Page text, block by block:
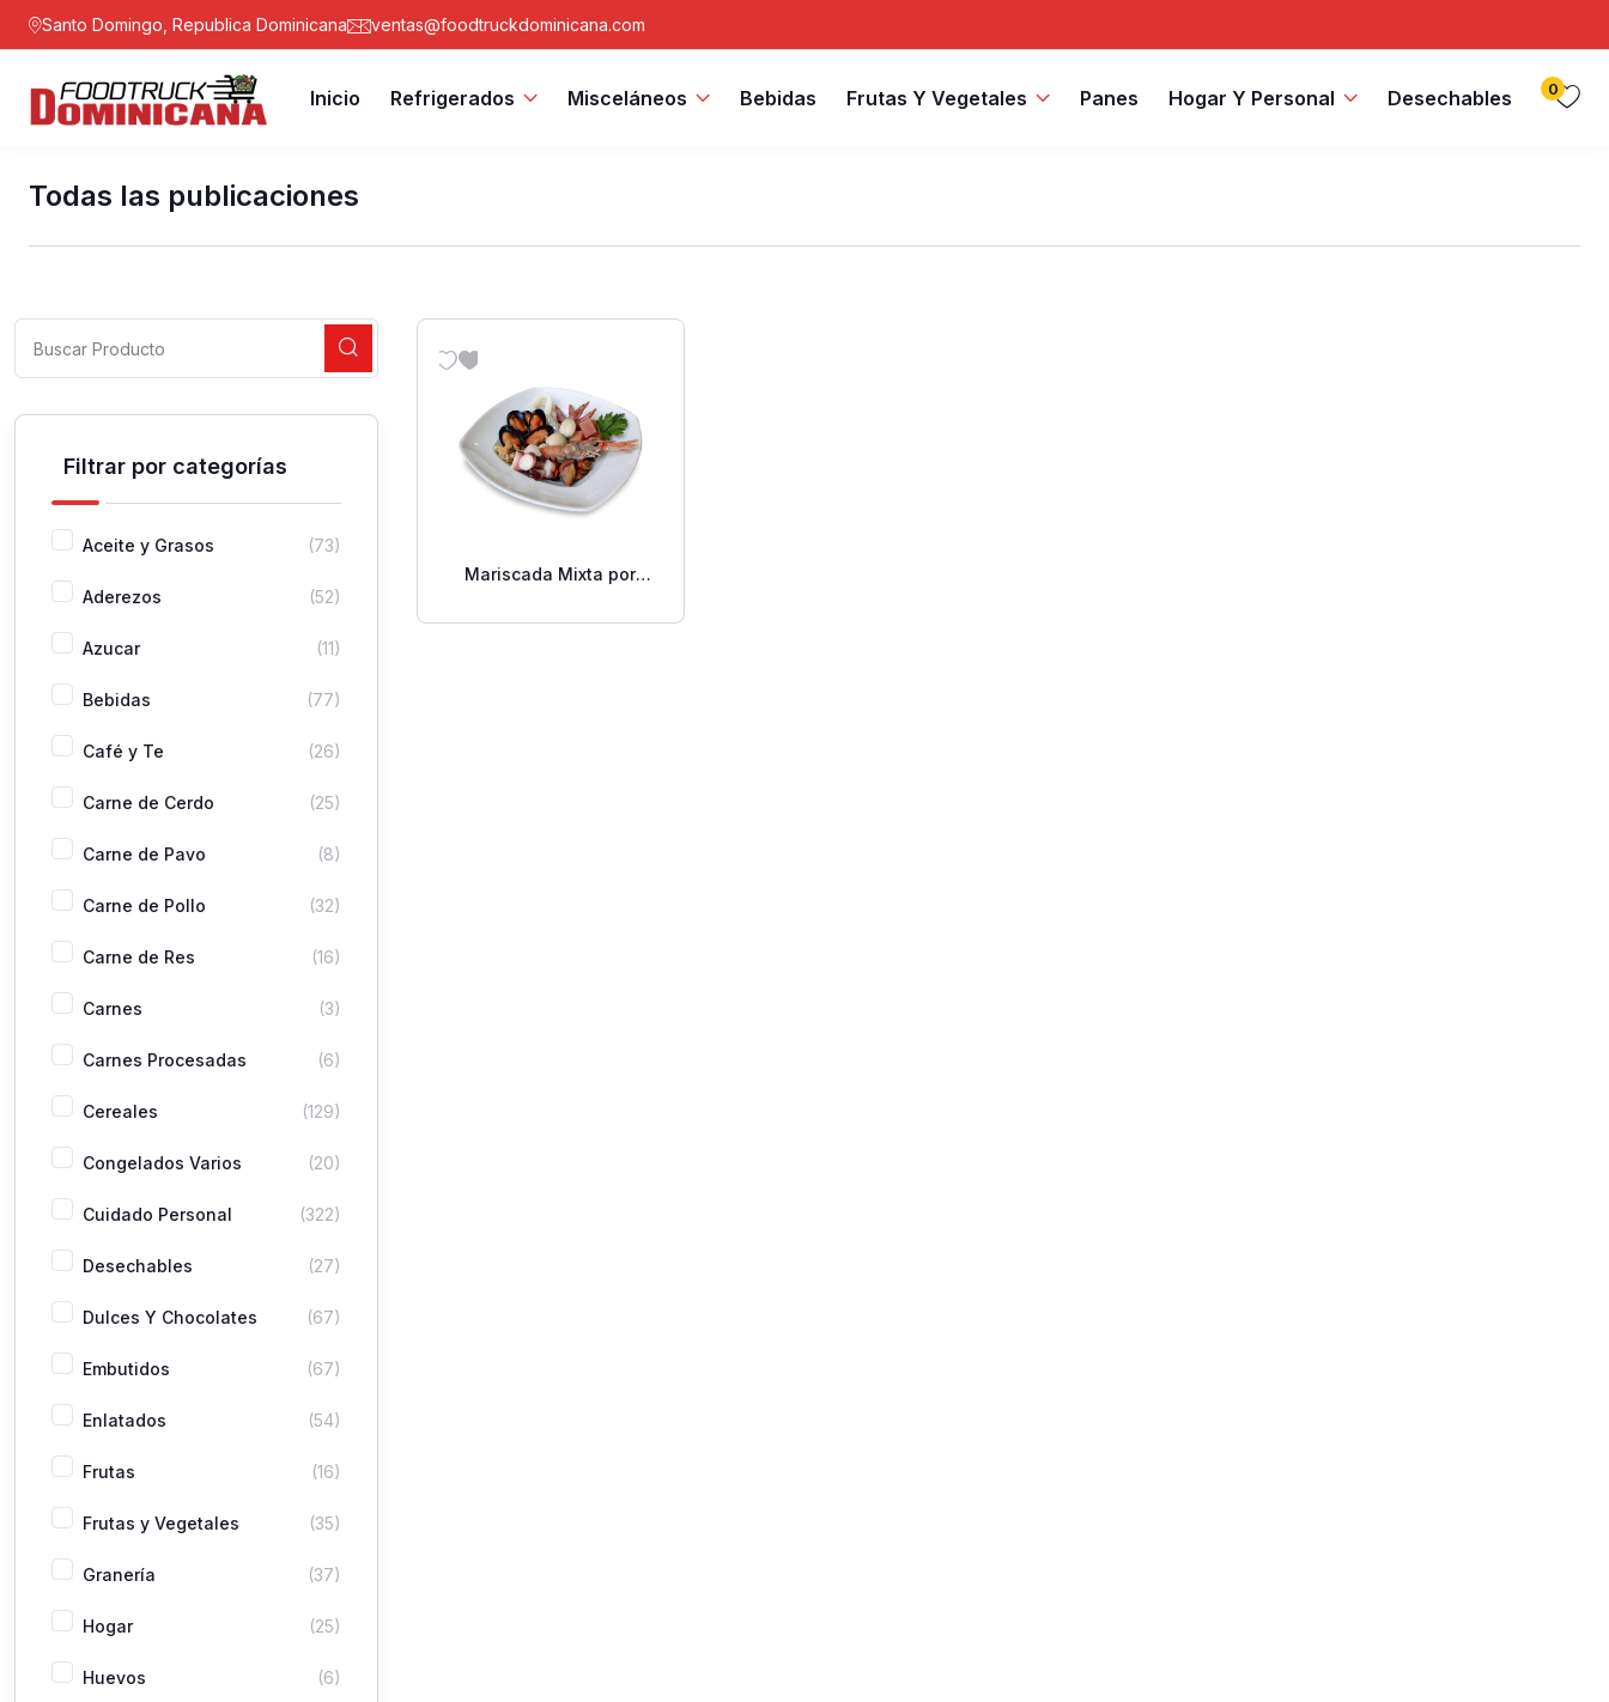
Santo Domingo, Republica Dominicana ventas@foodtruckdominicana.com
Inicio Refrigerados Misceláneos Bebidas Frutas Y Vegetales Panes Hogar Y Personal Desechables 0
Todas las publicaciones
Filtrar por categorías
Aceite y Grasos (73)
Aderezos (52)
Azucar (11)
Bebidas (77)
Café y Te (26)
Carne de Cerdo (25)
Carne de Pavo (8)
Carne de Pollo (32)
Carne de Res (16)
Carnes (3)
Carnes Procesadas (6)
Cereales (129)
Congelados Varios (20)
Cuidado Personal (322)
Desechables (27)
Dulces Y Chocolates (67)
Embutidos (67)
Enlatados (54)
Frutas (16)
Frutas y Vegetales (35)
Granería (37)
Hogar (25)
Huevos (6)
Mariscada Mixta por